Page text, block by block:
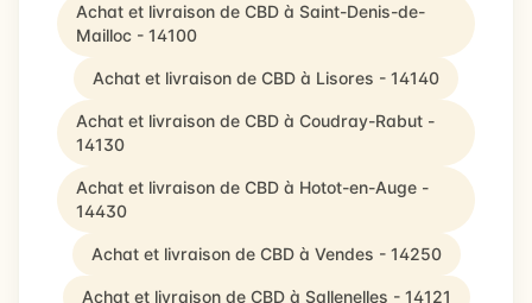
Achat et livraison de CBD à Saint-Denis-de-
Mailloc - 14100
Achat et livraison de CBD à Lisores - 14140
Achat et livraison de CBD à Coudray-Rabut -
14130
Achat et livraison de CBD à Hotot-en-Auge -
14430
Achat et livraison de CBD à Vendes - 14250
Achat et livraison de CBD à Sallenelles - 14121